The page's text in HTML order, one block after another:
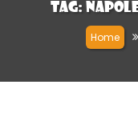
Tag:
Home